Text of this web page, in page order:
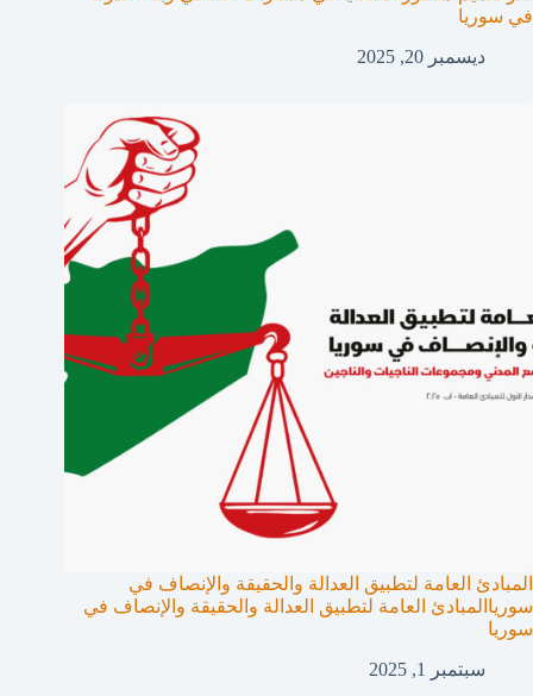
في سوريا
ديسمبر 20, 2025
المبادئ العامة لتطبيق العدالة والحقيقة والإنصاف في
سورياالمبادئ العامة لتطبيق العدالة والحقيقة والإنصاف في
سوريا
سبتمبر 1, 2025